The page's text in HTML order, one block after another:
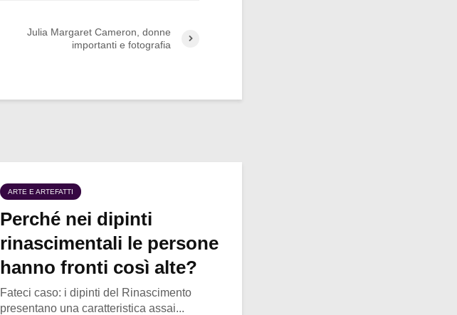
Julia Margaret Cameron, donne
importanti e fotografia
ARTE E ARTEFATTI
Perché nei dipinti
rinascimentali le persone
hanno fronti così alte?
Fateci caso: i dipinti del Rinascimento
presentano una caratteristica assai...